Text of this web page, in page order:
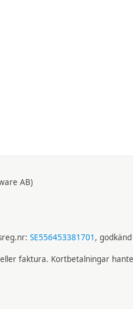
AB)
SE556453381701 ,
faktura. Kortbetalningar